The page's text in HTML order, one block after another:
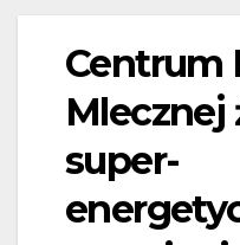
Centrum
Mlecznej
super-